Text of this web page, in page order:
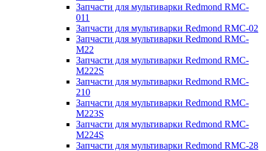
Запчасти для мультиварки Redmond RMC-
011
Запчасти для мультиварки Redmond RMC-02
Запчасти для мультиварки Redmond RMC-
M22
Запчасти для мультиварки Redmond RMC-
M222S
Запчасти для мультиварки Redmond RMC-
210
Запчасти для мультиварки Redmond RMC-
M223S
Запчасти для мультиварки Redmond RMC-
M224S
Запчасти для мультиварки Redmond RMC-28